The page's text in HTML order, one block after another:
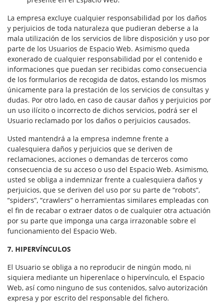
La empresa excluye cualquier responsabilidad por los daños
y perjuicios de toda naturaleza que pudieran deberse a la
mala utilización de los servicios de libre disposición y uso por
parte de los Usuarios de Espacio Web. Asimismo queda
exonerado de cualquier responsabilidad por el contenido e
informaciones que puedan ser recibidas como consecuencia
de los formularios de recogida de datos, estando los mismos
únicamente para la prestación de los servicios de consultas y
dudas. Por otro lado, en caso de causar daños y perjuicios por
un uso ilícito o incorrecto de dichos servicios, podrá ser el
Usuario reclamado por los daños o perjuicios causados.
Usted mantendrá a la empresa indemne frente a
cualesquiera daños y perjuicios que se deriven de
reclamaciones, acciones o demandas de terceros como
consecuencia de su acceso o uso del Espacio Web. Asimismo,
usted se obliga a indemnizar frente a cualesquiera daños y
perjuicios, que se deriven del uso por su parte de “robots”,
“spiders”, “crawlers” o herramientas similares empleadas con
el fin de recabar o extraer datos o de cualquier otra actuación
por su parte que imponga una carga irrazonable sobre el
funcionamiento del Espacio Web.
7. HIPERVÍNCULOS
El Usuario se obliga a no reproducir de ningún modo, ni
siquiera mediante un hiperenlace o hipervínculo, el Espacio
Web, así como ninguno de sus contenidos, salvo autorización
expresa y por escrito del responsable del fichero.